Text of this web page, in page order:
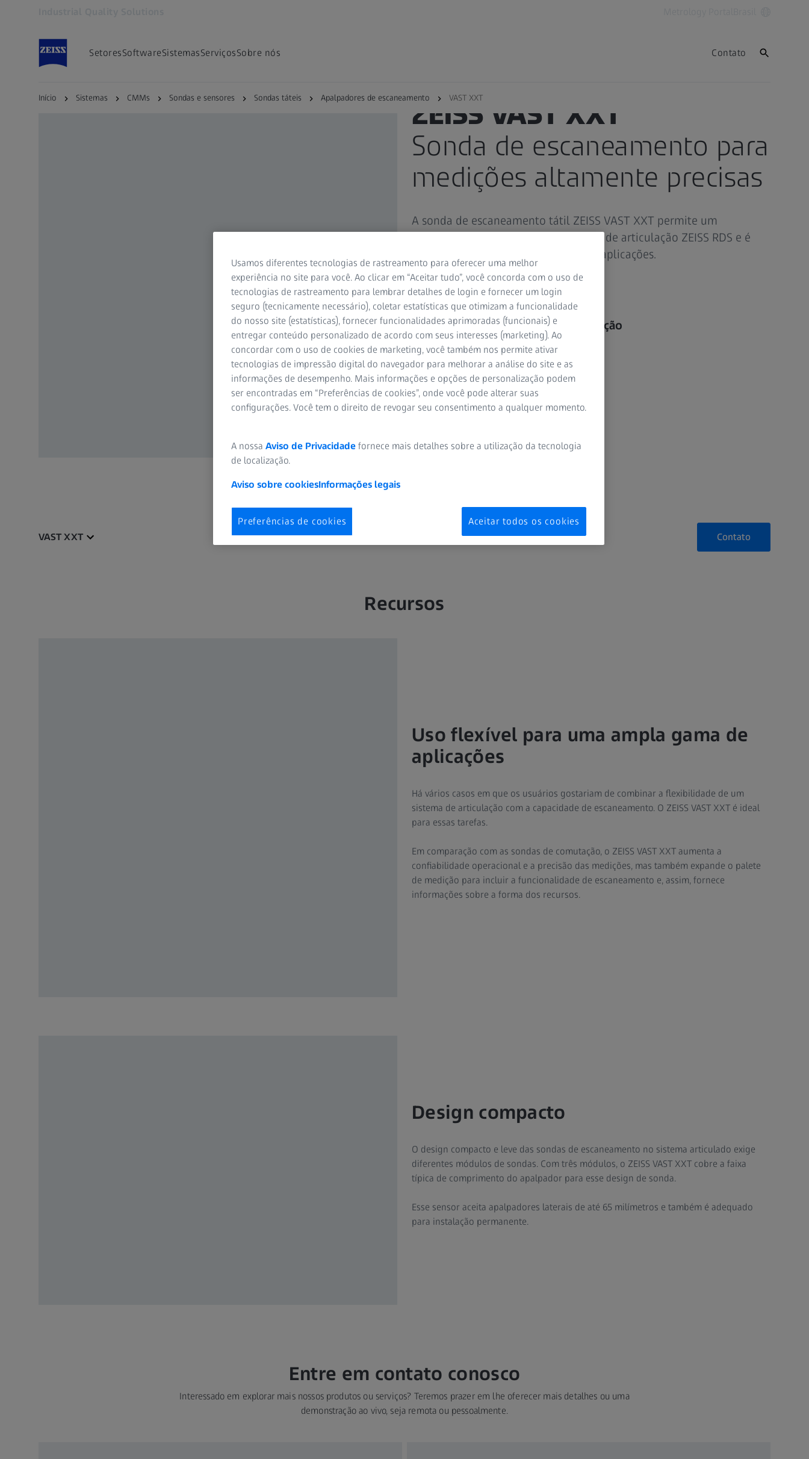
SetoresSoftwareSistemasServiçosSobre nós Contato
Início Sistemas CMMs Sondas e sensores Sondas táteis Apalpadores de escaneamento VAST XXT
ZEISS VAST XXT
Sonda de escaneamento para
medições altamente precisas
A sonda de escaneamento tátil ZEISS VAST XXT permite um
escaneamento preciso com o sistema de articulação ZEISS RDS e é
adequado para uma ampla gama de aplicações.
Escaneamento flexível no RDS
Alto grau de precisão de medição
Design compacto
VAST XXT Contato
Recursos
Uso flexível para uma ampla gama de
aplicações
Há vários casos em que os usuários gostariam de combinar a flexibilidade de um
sistema de articulação com a capacidade de escaneamento. O ZEISS VAST XXT é ideal
para essas tarefas.
Em comparação com as sondas de comutação, o ZEISS VAST XXT aumenta a
confiabilidade operacional e a precisão das medições, mas também expande o palete
de medição para incluir a funcionalidade de escaneamento e, assim, fornece
informações sobre a forma dos recursos.
Design compacto
O design compacto e leve das sondas de escaneamento no sistema articulado exige
diferentes módulos de sondas. Com três módulos, o ZEISS VAST XXT cobre a faixa
típica de comprimento do apalpador para esse design de sonda.
Esse sensor aceita apalpadores laterais de até 65 milímetros e também é adequado
para instalação permanente.
Entre em contato conosco
Interessado em explorar mais nossos produtos ou serviços? Teremos prazer em lhe oferecer mais detalhes ou uma
demonstração ao vivo, seja remota ou pessoalmente.
Usamos diferentes tecnologias de rastreamento para oferecer uma melhor
experiência no site para você. Ao clicar em “Aceitar tudo”, você concorda com o uso de
tecnologias de rastreamento para lembrar detalhes de login e fornecer um login
seguro (tecnicamente necessário), coletar estatísticas que otimizam a funcionalidade
do nosso site (estatísticas), fornecer funcionalidades aprimoradas (funcionais) e
entregar conteúdo personalizado de acordo com seus interesses (marketing). Ao
concordar com o uso de cookies de marketing, você também nos permite ativar
tecnologias de impressão digital do navegador para melhorar a análise do site e as
informações de desempenho. Mais informações e opções de personalização podem
ser encontradas em “Preferências de cookies”, onde você pode alterar suas
configurações. Você tem o direito de revogar seu consentimento a qualquer momento.
A nossa Aviso de Privacidade fornece mais detalhes sobre a utilização da tecnologia
de localização.
Aviso sobre cookiesInformações legais
Preferências de cookies Aceitar todos os cookies